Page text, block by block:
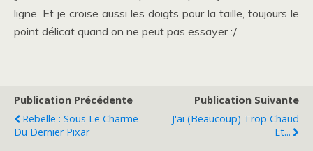
ligne. Et je croise aussi les doigts pour la taille, toujours le
point délicat quand on ne peut pas essayer :/
Publication Précédente
Rebelle : Sous Le Charme
Du Dernier Pixar
Publication Suivante
J'ai (beaucoup) Trop Chaud
Et...